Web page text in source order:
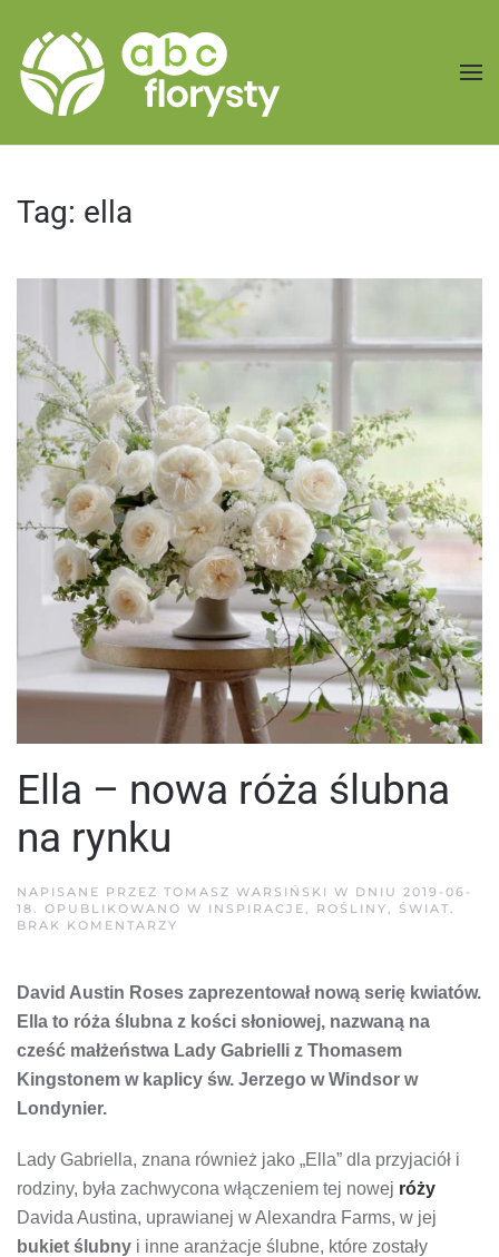
Przejdź do treści głównej
Tag: ella
Ella – nowa róża ślubna
na rynku
NAPISANE PRZEZ TOMASZ WARSIŃSKI W DNIU 2019-06-
18. OPUBLIKOWANO W INSPIRACJE, ROŚLINY, ŚWIAT.
BRAK KOMENTARZY
RÓŻA
ŚLUBNA
NA
RYNKU
David Austin Roses zaprezentował nową serię kwiatów.
Ella to róża ślubna z kości słoniowej, nazwaną na
cześć małżeństwa Lady Gabrielli z Thomasem
Kingstonem w kaplicy św. Jerzego w Windsor w
Londynier.
Lady Gabriella, znana również jako „Ella” dla przyjaciół i
rodziny, była zachwycona włączeniem tej nowej róży
Davida Austina, uprawianej w Alexandra Farms, w jej
bukiet ślubny i inne aranżacje ślubne, które zostały